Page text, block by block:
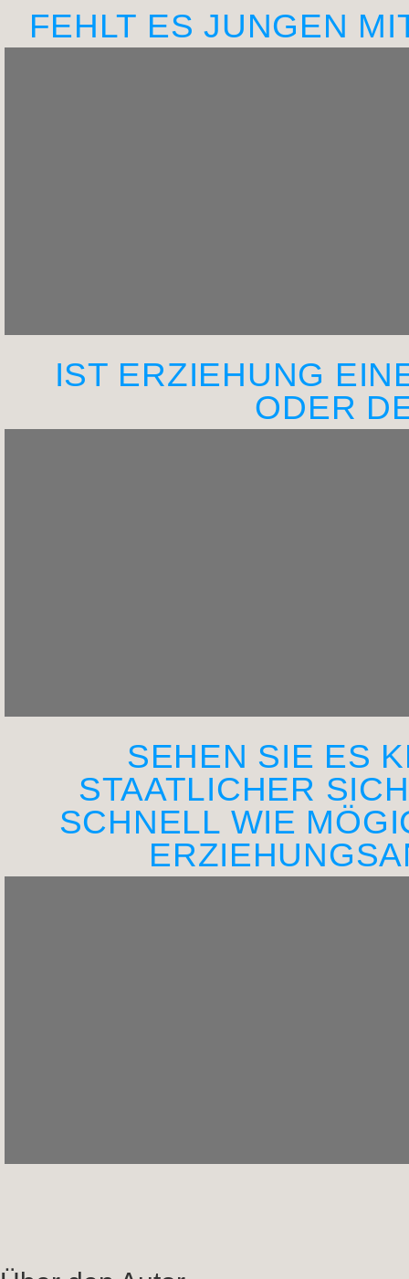
FEHLT ES JUNGEN
IST ERZIEHUNG
ODER
SEHEN SIE ES
STAATLICHER
SCHNELL WIE